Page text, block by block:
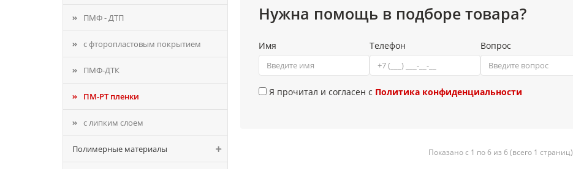
ПМФ - ДТП
с фторопластовым покрытием
ПМФ-ДТК
ПМ-РТ пленки
с липким слоем
Полимерные материалы
Нужна помощь в подборе товара?
Имя Телефон
Вопрос
Я прочитал и согласен с Политика конфиденциальности
Показано с 1 по 6 из 6 (всего 1 страниц)